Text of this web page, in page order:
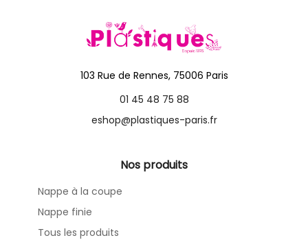
103 Rue de Rennes, 75006 Paris
01 45 48 75 88
eshop@plastiques-paris.fr
Nos produits
Nappe à la coupe
Nappe finie
Tous les produits